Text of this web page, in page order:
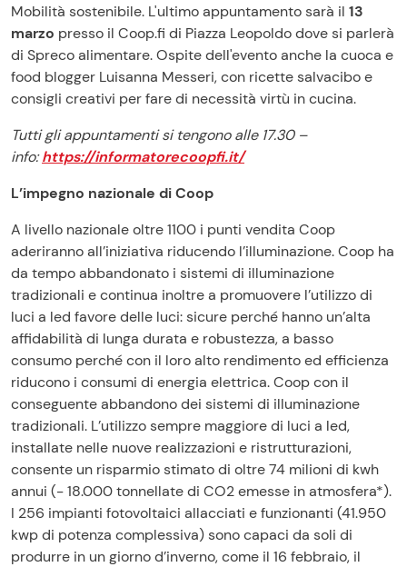
Mobilità sostenibile. L'ultimo appuntamento sarà il 13
marzo presso il Coop.fi di Piazza Leopoldo dove si parlerà
di Spreco alimentare. Ospite dell'evento anche la cuoca e
food blogger Luisanna Messeri, con ricette salvacibo e
consigli creativi per fare di necessità virtù in cucina.
Tutti gli appuntamenti si tengono alle 17.30 –
info:https://informatorecoopfi.it/
L’impegno nazionale di Coop
A livello nazionale oltre 1100 i punti vendita Coop
aderiranno all’iniziativa riducendo l’illuminazione. Coop ha
da tempo abbandonato i sistemi di illuminazione
tradizionali e continua inoltre a promuovere l’utilizzo di
luci a led favore delle luci: sicure perché hanno un’alta
affidabilità di lunga durata e robustezza, a basso
consumo perché con il loro alto rendimento ed efficienza
riducono i consumi di energia elettrica. Coop con il
conseguente abbandono dei sistemi di illuminazione
tradizionali. L’utilizzo sempre maggiore di luci a led,
installate nelle nuove realizzazioni e ristrutturazioni,
consente un risparmio stimato di oltre 74 milioni di kwh
annui (- 18.000 tonnellate di CO2 emesse in atmosfera*).
I 256 impianti fotovoltaici allacciati e funzionanti (41.950
kwp di potenza complessiva) sono capaci da soli di
produrre in un giorno d’inverno, come il 16 febbraio, il